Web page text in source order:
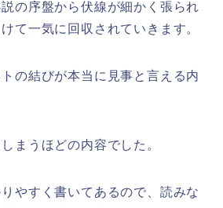
の序盤から伏線が細かく張られ
て一気に回収されていきます。
の結びが本当に見事と言える内
まうほどの内容でした。
やすく書いてあるので、読みな